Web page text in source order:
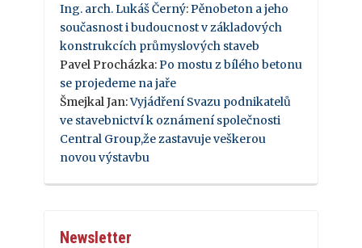
Ing. arch. Lukáš Černý: Pěnobeton a jeho
současnost i budoucnost v základových
konstrukcích průmyslových staveb
Pavel Procházka: Po mostu z bílého betonu
se projedeme na jaře
Šmejkal Jan:Vyjádření Svazu podnikatelů
ve stavebnictví k oznámení společnosti
Central Group,že zastavuje veškerou
novou výstavbu
Newsletter